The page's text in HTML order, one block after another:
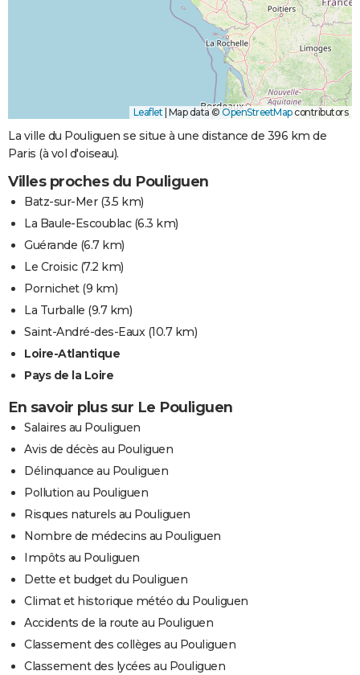
Leaflet Map data ©OpenStreetMapcontributors
La ville du Pouliguen se situe à une distance de 396 km de
Paris (à vol d'oiseau).
Villes proches du Pouliguen
Batz-sur-Mer(3.5 km)
La Baule-Escoublac(6.3 km)
Guérande (6.7 km)
Le Croisic(7.2 km)
Pornichet(9 km)
La Turballe (9.7 km)
Saint-André-des-Eaux(10.7 km)
Loire-Atlantique
Pays de la Loire
En savoir plus sur Le Pouliguen
Salaires au Pouliguen
Avis de décès au Pouliguen
Délinquance au Pouliguen
Pollution au Pouliguen
Risques naturels au Pouliguen
Nombre de médecins au Pouliguen
Impôts au Pouliguen
Dette et budget du Pouliguen
Climat et historique météo du Pouliguen
Accidents de la route au Pouliguen
Classement des collèges au Pouliguen
Classement des lycées au Pouliguen